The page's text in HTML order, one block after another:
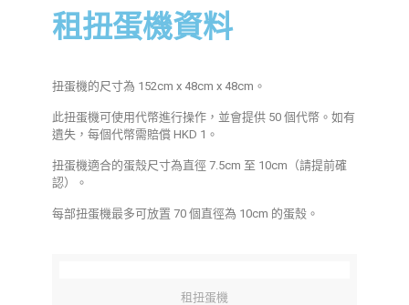
租扭蛋機資料
扭蛋機的尺寸為 152cm x 48cm x 48cm。
此扭蛋機可使用代幣進行操作，並會提供 50 個代幣。如有
遺失，每個代幣需賠償 HKD 1。
扭蛋機適合的蛋殼尺寸為直徑 7.5cm 至 10cm（請提前確
認）。
每部扭蛋機最多可放置 70 個直徑為 10cm 的蛋殼。
租扭蛋機